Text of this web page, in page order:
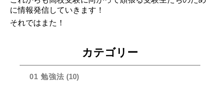
に情報発信していきます！
それではまた！
カテゴリー
01 勉強法 (10)